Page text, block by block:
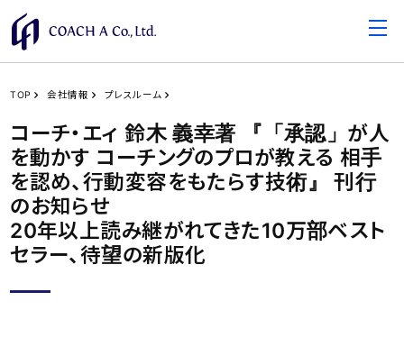
TOP 会社情報 プレスルーム
コーチ・エィ 鈴木 義幸著 『「承認」が人
を動かす コーチングのプロが教える 相手
を認め、行動変容をもたらす技術』 刊行
のお知らせ
20年以上読み継がれてきた10万部ベスト
セラー、待望の新版化